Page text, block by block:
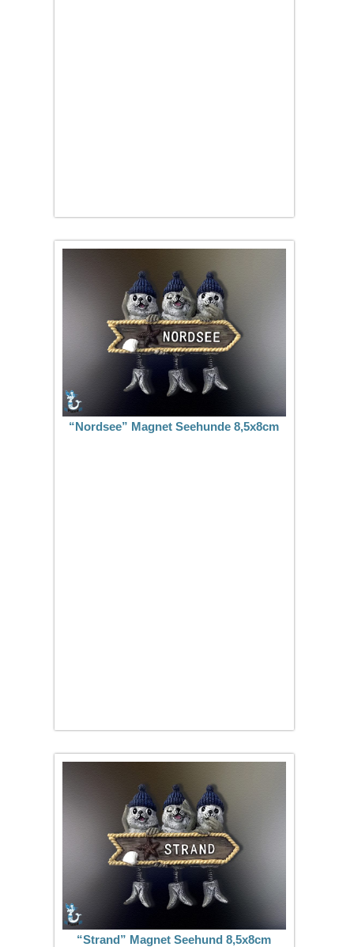
“Nordsee” Magnet Seehunde 8,5x8cm
“Strand” Magnet Seehund 8,5x8cm